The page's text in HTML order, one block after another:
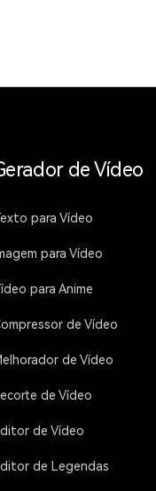
de Vídeo
para Vídeo
para Vídeo
para Anime
de Vídeo
de Vídeo
de Vídeo
de Vídeo
de Legendas